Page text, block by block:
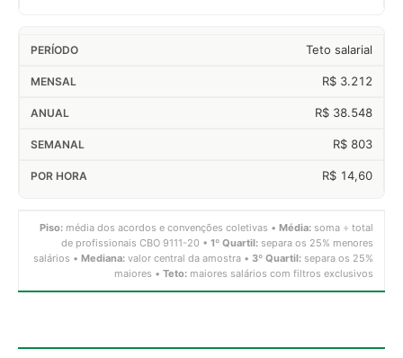
Teto salarial
R$ 3.212
R$ 38.548
R$ 803
R$ 14,60
Piso: média dos acordos e convenções coletivas • Média: soma ÷ total
de profissionais CBO 9111-20 • 1º Quartil: separa os 25% menores
salários • Mediana: valor central da amostra • 3º Quartil: separa os 25%
maiores • Teto: maiores salários com filtros exclusivos